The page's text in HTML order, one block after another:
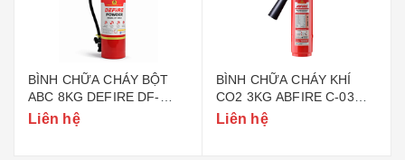
BÌNH CHỮA CHÁY BỘT
ABC 8KG DEFIRE DF-
ABC8 (BỘ CÔNG AN)
Liên hệ
BÌNH CHỮA CHÁY KHÍ
CO2 3KG ABFIRE C-03
(TEM BỘ CÔNG AN)
Liên hệ